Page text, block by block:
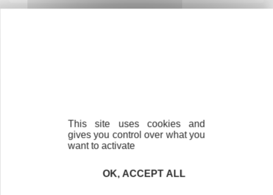
Financement : le prêt d'honneur Initiative
Accompagnement et parrainage
Les promotions d'entrepreneurs, pour renforcer
This site uses cookies and
gives you control over what you
want to activate
OK, ACCEPT ALL